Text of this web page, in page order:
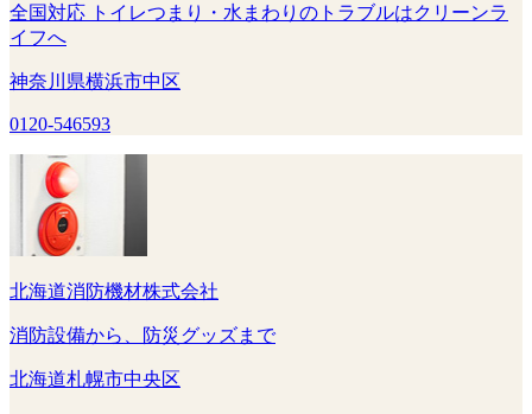
全国対応 トイレつまり・水まわりのトラブルはクリーンラ
イフへ
神奈川県横浜市中区
0120-546593
北海道消防機材株式会社
消防設備から、防災グッズまで
北海道札幌市中央区